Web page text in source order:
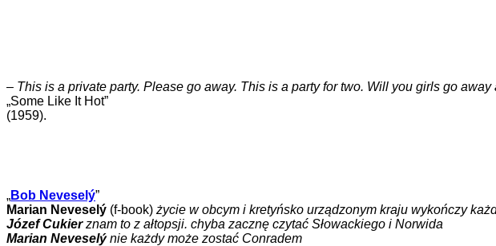
– This is a private party. Please go away. This is a party for two. Will you girls go
„Some Like It Hot”
(1959).
„Bob Neveselý”
Marian Neveselý (f-book) życie w obcym i kretyńsko urządzonym kraju wykończy
Józef Cukierznam to z ałtopsji. chyba zacznę czytać Słowackiego i Norwida
Marian Neveselýnie każdy może zostać Conradem